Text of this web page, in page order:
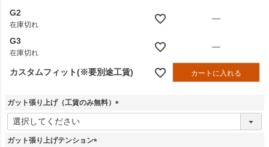
G2
在庫切れ
—
G3
在庫切れ
—
カスタムフィット(※要別途工賃) カートに入れる
ガット張り上げ（工賃のみ無料）
(
ガット張り上げテンション